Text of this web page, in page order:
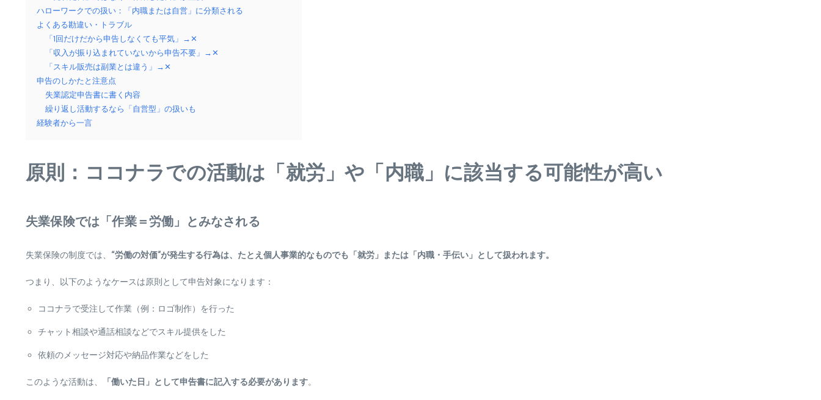
ハローワークでの扱い：「内職または自営」に分類される
よくある勘違い・トラブル
「1回だけだから申告しなくても平気」→✕
「収入が振り込まれていないから申告不要」→✕
「スキル販売は副業とは違う」→✕
申告のしかたと注意点
失業認定申告書に書く内容
繰り返し活動するなら「自営型」の扱いも
経験者から一言
原則：ココナラでの活動は「就労」や「内職」に該当する可能性が高い
失業保険では「作業＝労働」とみなされる
失業保険の制度では、 “労働の対価”が発生する行為は、たとえ個人事業的なものでも「就労」または「内職・手伝い」として扱われます。
つまり、以下のようなケースは原則として申告対象になります：
ココナラで受注して作業（例：ロゴ制作）を行った
チャット相談や通話相談などでスキル提供をした
依頼のメッセージ対応や納品作業などをした
このような活動は、 「働いた日」として申告書に記入する必要があります。